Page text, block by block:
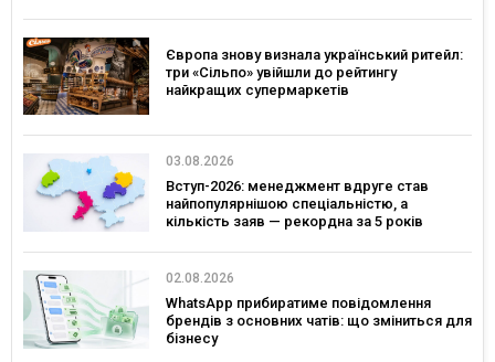
Європа знову визнала український ритейл:
три «Сільпо» увійшли до рейтингу
найкращих супермаркетів
03.08.2026
Вступ-2026: менеджмент вдруге став
найпопулярнішою спеціальністю, а
кількість заяв — рекордна за 5 років
02.08.2026
WhatsApp прибиратиме повідомлення
брендів з основних чатів: що зміниться для
бізнесу